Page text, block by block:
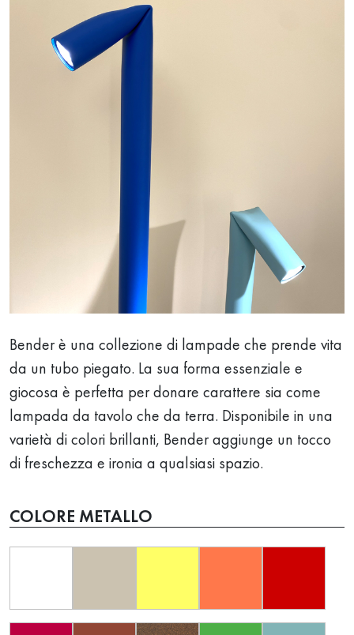
Bender è una collezione di lampade che prende vita
da un tubo piegato. La sua forma essenziale e
giocosa è perfetta per donare carattere sia come
lampada da tavolo che da terra. Disponibile in una
varietà di colori brillanti, Bender aggiunge un tocco
di freschezza e ironia a qualsiasi spazio.
COLORE METALLO